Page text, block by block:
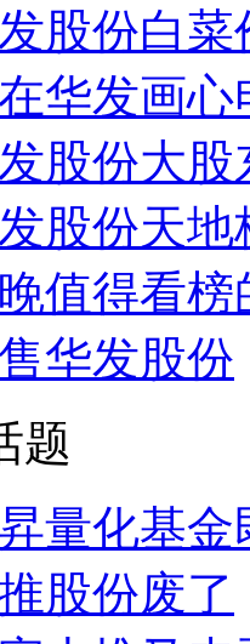
股份白菜
华发画心
股份大股
股份天地
值得看榜
华发股份
题
量化基
股份废了